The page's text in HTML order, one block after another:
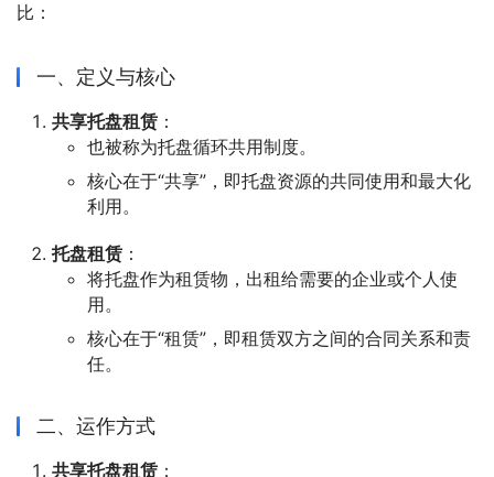
比：
一、定义与核心
共享托盘租赁 ：
也被称为托盘循环共用制度。
核心在于“共享”，即托盘资源的共同使用和最大化
利用。
托盘租赁 ：
将托盘作为租赁物，出租给需要的企业或个人使
用。
核心在于“租赁”，即租赁双方之间的合同关系和责
任。
二、运作方式
共享托盘租赁 ：